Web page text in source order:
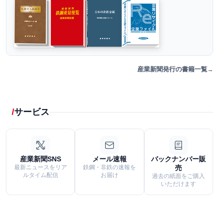
産業新聞発行の書籍一覧
サービス
産業新聞SNS
最新ニュースをリア
ルタイム配信
メール速報
鉄鋼・非鉄の速報を
お届け
バックナンバー販
売
過去の紙面をご購入
いただけます